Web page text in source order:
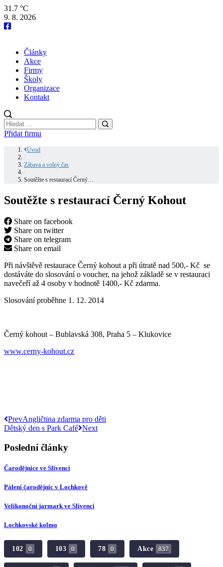
31.7 °C
9. 8. 2026
Články
Akce
Firmy
Školy
Organizace
Kontakt
Přidat firmu
Úvod
Zábava a volný čas
Soutěžte s restaurací Černý…
Soutěžte s restaurací Černý Kohout
Share on facebook
Share on twitter
Share on telegram
Share on email
Při návštěvě restaurace Černý kohout a při útratě nad 500,- Kč se
dostáváte do slosování o voucher, na jehož základě se v restauraci
navečeří až 4 osoby v hodnotě 1400,- Kč zdarma.
Slosování proběhne 1. 12. 2014
Černý kohout – Bublavská 308, Praha 5 – Klukovice
www.cerny-kohout.cz
PrevAngličtina zdarma pro děti
Dětský den s Park Café Next
Poslední články
Čarodějnice ve Slivenci
Pálení čarodějnic v Lochkově
Velikonoční jarmark ve Slivenci
Lochkovské kolmo
102 0 103 0 78 0 Akce 837